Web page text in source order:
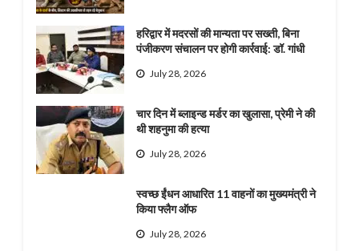
हरिद्वार में मदरसों की मान्यता पर सख्ती, बिना
पंजीकरण संचालन पर होगी कार्रवाई: डॉ. गांधी
July 28, 2026
चार दिन में ब्लाइन्ड मर्डर का खुलासा, प्रेमी ने की
थी शहनुमा की हत्या
July 28, 2026
स्वच्छ ईंधन आधारित 11 वाहनों का मुख्यमंत्री ने
किया फ्लैग ऑफ
July 28, 2026